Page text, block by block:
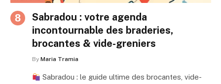
Sabradou : votre agenda
incontournable des braderies,
brocantes & vide-greniers
By Maria Tramia
Sabradou : le guide ultime des brocantes, vide-